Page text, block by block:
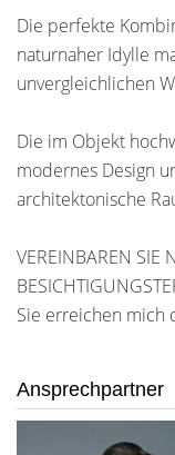
Die perfekte
naturnaher Idylle
unvergleichlichen
Die im Objekt
modernes Design
architektonische
VEREINBAREN SIE
Sie erreichen mich
Ansprechpartner